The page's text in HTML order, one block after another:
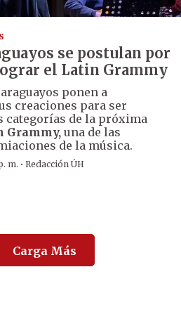
se postulan por
el Latin Grammy
ponen a
creaciones para ser
categorías de la próxima
Grammy, una de las
de la música.
m. ·Redacción ÚH
Carga Más